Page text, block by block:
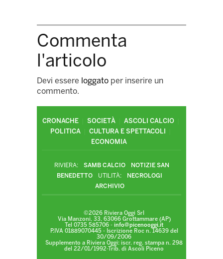
Commenta
l'articolo
Devi essere loggato per inserire un
commento.
CRONACHE SOCIETÀ
ASCOLI CALCIO
POLITICA
CULTURA E SPETTACOLI
ECONOMIA
RIVIERA: SAMB CALCIO
NOTIZIE SAN
BENEDETTO
UTILITÀ:
NECROLOGI
ARCHIVIO
©2026 Riviera Oggi Srl
Via Manzoni, 33, 63066 Grottammare (AP)
Tel 0735 585706 - info@picenooggi.it
P.IVA 01889070445 - Iscrizione Roc n. 14639 del
30/09/2006
Supplemento a Riviera Oggi: iscr. reg. stampa n. 298
del 22/01/1992-Trib. di Ascoli Piceno